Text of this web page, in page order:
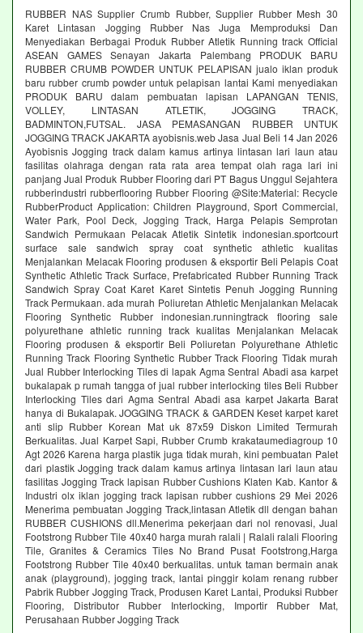
RUBBER NAS Supplier Crumb Rubber, Supplier Rubber Mesh 30
Karet Lintasan Jogging Rubber Nas Juga Memproduksi Dan
Menyediakan Berbagai Produk Rubber Atletik Running track Official
ASEAN GAMES Senayan Jakarta Palembang PRODUK BARU
RUBBER CRUMB POWDER UNTUK PELAPISAN jualo iklan produk
baru rubber crumb powder untuk pelapisan lantai Kami menyediakan
PRODUK BARU dalam pembuatan lapisan LAPANGAN TENIS,
VOLLEY, LINTASAN ATLETIK, JOGGING TRACK,
BADMINTON,FUTSAL. JASA PEMASANGAN RUBBER UNTUK
JOGGING TRACK JAKARTA ayobisnis.web Jasa Jual Beli 14 Jan 2026
Ayobisnis Jogging track dalam kamus artinya lintasan lari laun atau
fasilitas olahraga dengan rata rata area tempat olah raga lari ini
panjang Jual Produk Rubber Flooring dari PT Bagus Unggul Sejahtera
rubberindustri rubberflooring Rubber Flooring @Site:Material: Recycle
RubberProduct Application: Children Playground, Sport Commercial,
Water Park, Pool Deck, Jogging Track, Harga Pelapis Semprotan
Sandwich Permukaan Pelacak Atletik Sintetik indonesian.sportcourt
surface sale sandwich spray coat synthetic athletic kualitas
Menjalankan Melacak Flooring produsen & eksportir Beli Pelapis Coat
Synthetic Athletic Track Surface, Prefabricated Rubber Running Track
Sandwich Spray Coat Karet Karet Sintetis Penuh Jogging Running
Track Permukaan. ada murah Poliuretan Athletic Menjalankan Melacak
Flooring Synthetic Rubber indonesian.runningtrack flooring sale
polyurethane athletic running track kualitas Menjalankan Melacak
Flooring produsen & eksportir Beli Poliuretan Polyurethane Athletic
Running Track Flooring Synthetic Rubber Track Flooring Tidak murah
Jual Rubber Interlocking Tiles di lapak Agma Sentral Abadi asa karpet
bukalapak p rumah tangga of jual rubber interlocking tiles Beli Rubber
Interlocking Tiles dari Agma Sentral Abadi asa karpet Jakarta Barat
hanya di Bukalapak. JOGGING TRACK & GARDEN Keset karpet karet
anti slip Rubber Korean Mat uk 87x59 Diskon Limited Termurah
Berkualitas. Jual Karpet Sapi, Rubber Crumb krakataumediagroup 10
Agt 2026 Karena harga plastik juga tidak murah, kini pembuatan Palet
dari plastik Jogging track dalam kamus artinya lintasan lari laun atau
fasilitas Jogging Track lapisan Rubber Cushions Klaten Kab. Kantor &
Industri olx iklan jogging track lapisan rubber cushions 29 Mei 2026
Menerima pembuatan Jogging Track,lintasan Atletik dll dengan bahan
RUBBER CUSHIONS dll.Menerima pekerjaan dari nol renovasi, Jual
Footstrong Rubber Tile 40x40 harga murah ralali | Ralali ralali Flooring
Tile, Granites & Ceramics Tiles No Brand Pusat Footstrong,Harga
Footstrong Rubber Tile 40x40 berkualitas. untuk taman bermain anak
anak (playground), jogging track, lantai pinggir kolam renang rubber
Pabrik Rubber Jogging Track, Produsen Karet Lantai, Produksi Rubber
Flooring, Distributor Rubber Interlocking, Importir Rubber Mat,
Perusahaan Rubber Jogging Track